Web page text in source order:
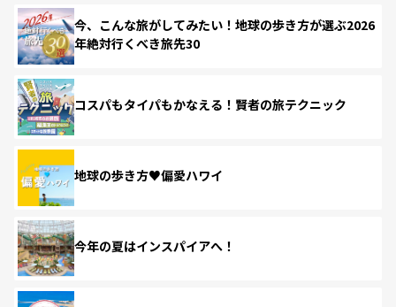
今、こんな旅がしてみたい！地球の歩き方が選ぶ2026
年絶対行くべき旅先30
コスパもタイパもかなえる！賢者の旅テクニック
地球の歩き方♥偏愛ハワイ
今年の夏はインスパイアへ！